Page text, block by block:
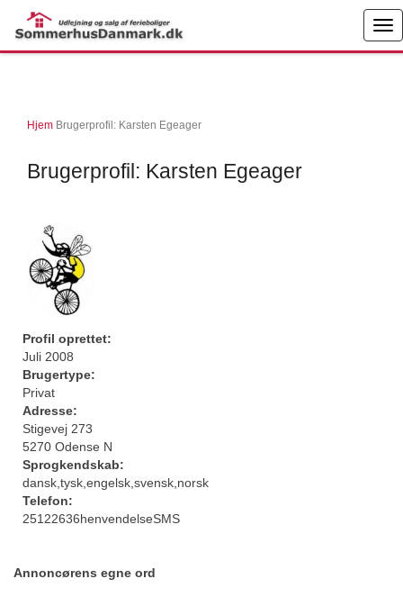
Hjem Brugerprofil: Karsten Egeager
Brugerprofil: Karsten Egeager
Profil oprettet:
Juli 2008
Brugertype:
Privat
Adresse:
Stigevej 273
5270 Odense N
Sprogkendskab:
dansk,tysk,engelsk,svensk,norsk
Telefon:
25122636henvendelseSMS
Annoncørens egne ord